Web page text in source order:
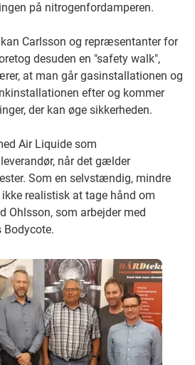
på nitrogenfordamperen.
Carlsson og repræsentanter for
desuden en "safety walk",
at man går gasinstallationen og
efter og kommer
der kan øge sikkerheden.
Air Liquide som
når det gælder
Som en selvstændig, mindre
realistisk at tage hånd om
Ohlsson, som arbejder med
Bodycote.